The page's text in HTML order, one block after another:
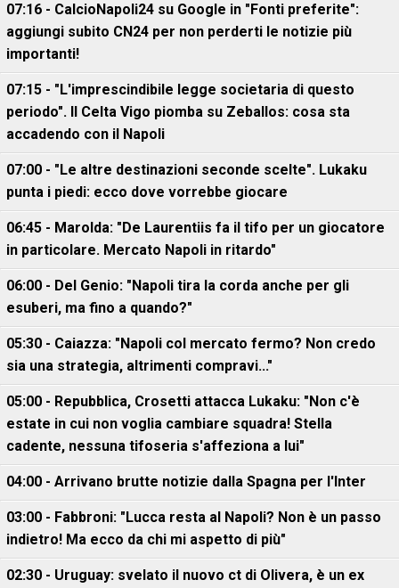
07:16 - CalcioNapoli24 su Google in "Fonti preferite":
aggiungi subito CN24 per non perderti le notizie più
importanti!
07:15 - "L'imprescindibile legge societaria di questo
periodo". Il Celta Vigo piomba su Zeballos: cosa sta
accadendo con il Napoli
07:00 - "Le altre destinazioni seconde scelte". Lukaku
punta i piedi: ecco dove vorrebbe giocare
06:45 - Marolda: "De Laurentiis fa il tifo per un giocatore
in particolare. Mercato Napoli in ritardo"
06:00 - Del Genio: "Napoli tira la corda anche per gli
esuberi, ma fino a quando?"
05:30 - Caiazza: "Napoli col mercato fermo? Non credo
sia una strategia, altrimenti compravi..."
05:00 - Repubblica, Crosetti attacca Lukaku: "Non c'è
estate in cui non voglia cambiare squadra! Stella
cadente, nessuna tifoseria s'affeziona a lui"
04:00 - Arrivano brutte notizie dalla Spagna per l'Inter
03:00 - Fabbroni: "Lucca resta al Napoli? Non è un passo
indietro! Ma ecco da chi mi aspetto di più"
02:30 - Uruguay: svelato il nuovo ct di Olivera, è un ex